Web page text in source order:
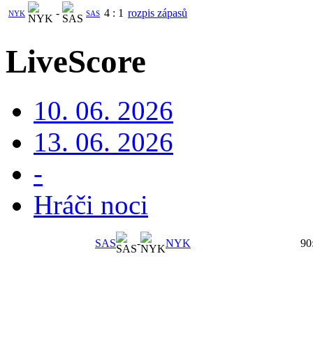
NYK - SAS 4 : 1 rozpis zápasů
LiveScore
10. 06. 2026
13. 06. 2026
-
Hráči noci
SAS - NYK 90